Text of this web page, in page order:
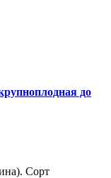
до
Сорт